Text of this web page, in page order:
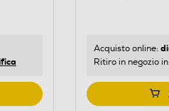
Acquisto online:
Ritiro in negozio